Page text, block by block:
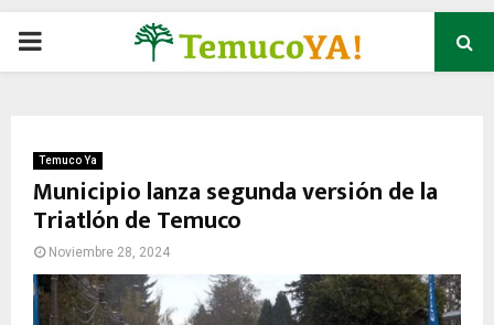
P
M
A
Temuco Ya
Municipio lanza segunda versión de la
Triatlón de Temuco
Noviembre 28, 2024